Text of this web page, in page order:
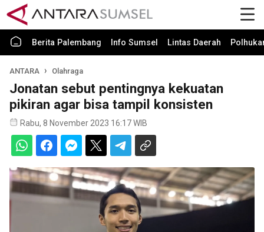
Berita Palembang Info Sumsel Lintas Daerah
ANTARA Olahraga
Jonatan sebut pentingnya kekuatan
pikiran agar bisa tampil konsisten
Rabu, 8 November 2023 16:17 WIB